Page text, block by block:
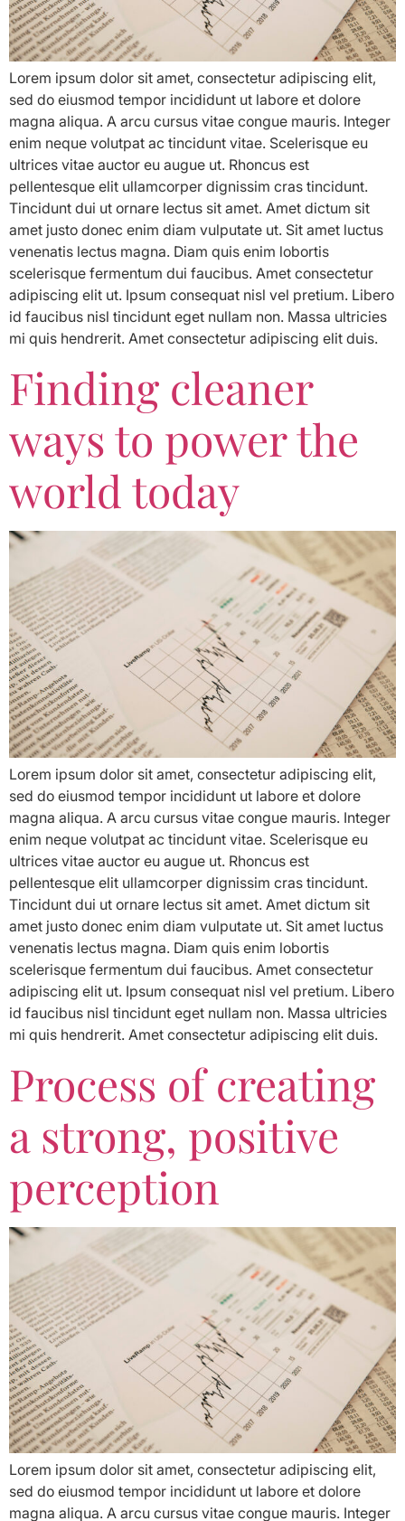
Lorem ipsum dolor sit amet, consectetur adipiscing elit,
sed do eiusmod tempor incididunt ut labore et dolore
magna aliqua. A arcu cursus vitae congue mauris. Integer
enim neque volutpat ac tincidunt vitae. Scelerisque eu
ultrices vitae auctor eu augue ut. Rhoncus est
pellentesque elit ullamcorper dignissim cras tincidunt.
Tincidunt dui ut ornare lectus sit amet. Amet dictum sit
amet justo donec enim diam vulputate ut. Sit amet luctus
venenatis lectus magna. Diam quis enim lobortis
scelerisque fermentum dui faucibus. Amet consectetur
adipiscing elit ut. Ipsum consequat nisl vel pretium. Libero
id faucibus nisl tincidunt eget nullam non. Massa ultricies
mi quis hendrerit. Amet consectetur adipiscing elit duis.
Finding cleaner
ways to power the
world today
Lorem ipsum dolor sit amet, consectetur adipiscing elit,
sed do eiusmod tempor incididunt ut labore et dolore
magna aliqua. A arcu cursus vitae congue mauris. Integer
enim neque volutpat ac tincidunt vitae. Scelerisque eu
ultrices vitae auctor eu augue ut. Rhoncus est
pellentesque elit ullamcorper dignissim cras tincidunt.
Tincidunt dui ut ornare lectus sit amet. Amet dictum sit
amet justo donec enim diam vulputate ut. Sit amet luctus
venenatis lectus magna. Diam quis enim lobortis
scelerisque fermentum dui faucibus. Amet consectetur
adipiscing elit ut. Ipsum consequat nisl vel pretium. Libero
id faucibus nisl tincidunt eget nullam non. Massa ultricies
mi quis hendrerit. Amet consectetur adipiscing elit duis.
Process of creating
a strong, positive
perception
Lorem ipsum dolor sit amet, consectetur adipiscing elit,
sed do eiusmod tempor incididunt ut labore et dolore
magna aliqua. A arcu cursus vitae congue mauris. Integer